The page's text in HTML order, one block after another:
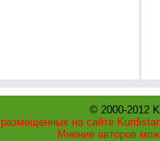
© 2000-2012
на сайте
Мнение авторов